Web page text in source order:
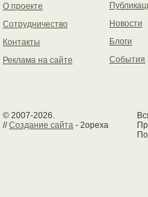
О проекте
Сотрудничество
Контакты
Реклама на сайте
Новости
Блоги
События
© 2007-2026.
//Создание сайта - 2opexa